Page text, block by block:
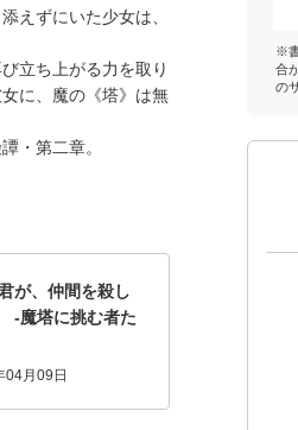
えずにいた少女は、
立ち上がる力を取り
に、魔の《塔》は無
・第二章。
が、仲間を殺し
‐魔塔に挑む者た
04月09日
※
合
の